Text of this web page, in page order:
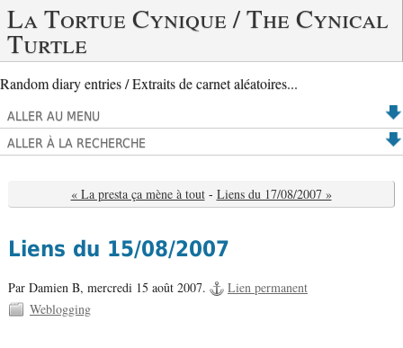
La Tortue Cynique / The Cynical
Turtle
Random diary entries / Extraits de carnet aléatoires...
ALLER AU MENU
ALLER À LA RECHERCHE
« La presta ça mène à tout - Liens du 17/08/2007 »
Liens du 15/08/2007
Par Damien B, mercredi 15 août 2007.
Lien permanent
Weblogging